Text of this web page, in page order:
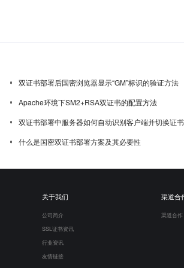
双证书部署后国密浏览器显示“GM”标识的验证方法
Apache环境下SM2+RSA双证书的配置方法
双证书部署中服务器如何自动识别客户端并切换证书
什么是国密双证书部署方案及其必要性
关于我们
公司简介
SSL证书资讯
行业资讯
友情链接
渠道合
渠道合作